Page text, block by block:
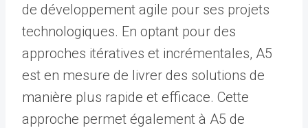
de développement agile pour ses projets
technologiques. En optant pour des
approches itératives et incrémentales, A5
est en mesure de livrer des solutions de
manière plus rapide et efficace. Cette
approche permet également à A5 de